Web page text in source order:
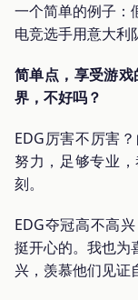
一个简单的例子：
电竞选手用意大利
简单点，享受游
界，不好吗？
EDG厉害不厉害
努力，足够专业
刻。
EDG夺冠高不高
挺开心的。我也为
兴，羡慕他们见证